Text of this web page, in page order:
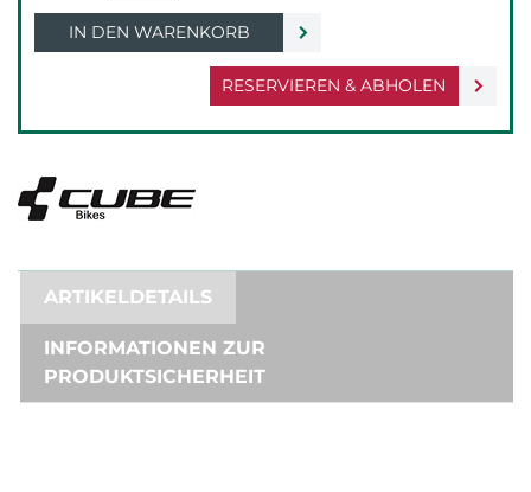
RESERVIEREN & ABHOLEN
IN DEN WARENKORB
ARTIKELDETAILS
INFORMATIONEN ZUR
PRODUKTSICHERHEIT